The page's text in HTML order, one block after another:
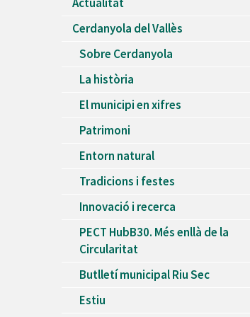
Recursos Humans
Del26/06/2026al30/08/2026
Patis oberts temporada d'estiu
Piscines d'estiu a Cerdanyola
Del01/06/2026al30/09/2026
Refugis climàtics a Cerdanyola
Jocs d'aigua del Parc Cordelles
Del01/07/2024al31/08/2026
Decorem! Conte 'La truita de nabius'
Cerdanyola del Vallès
Sobre Cerdanyola
La història
El municipi en xifres
Patrimoni
Entorn natural
Tradicions i festes
Innovació i recerca
PECT HubB30. Més enllà de la
Circularitat
Butlletí municipal Riu Sec
Estiu